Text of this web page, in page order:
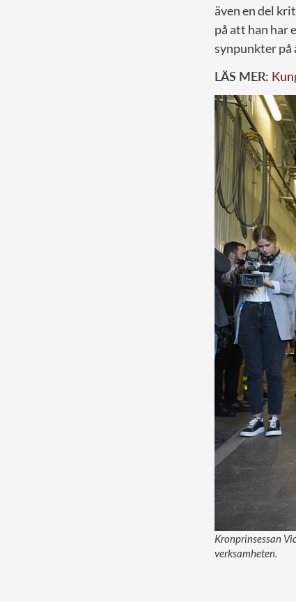
även en del
på att han har
synpunkter på
LÄS MER:
Kronprinsessan
verksamheten.